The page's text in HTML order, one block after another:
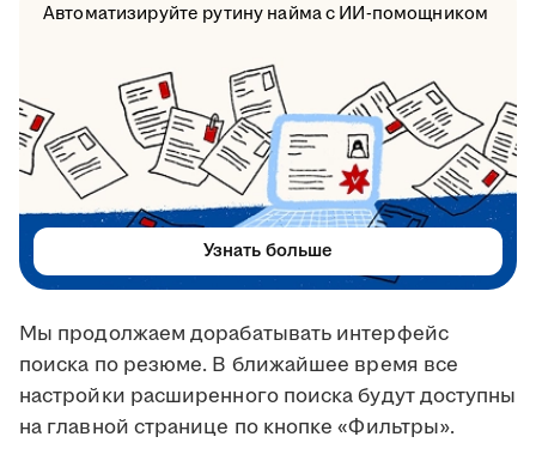
Мы продолжаем дорабатывать интерфейс
поиска по резюме. В ближайшее время все
настройки расширенного поиска будут доступны
на главной странице по кнопке «Фильтры».
Автоматизируйте рутину найма с ИИ-помощником
Узнать больше